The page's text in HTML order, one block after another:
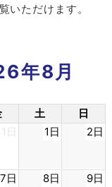
いただけます。
年8月
土
日
日 1日 2日
7日 8日 9日